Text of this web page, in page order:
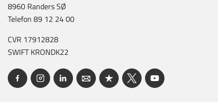
8960 Randers SØ
Telefon 89 12 24 00
CVR 17912828
SWIFT KRONDK22